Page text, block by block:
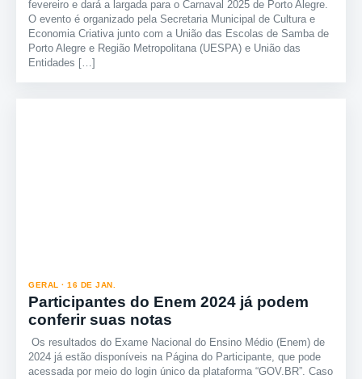
fevereiro e dará a largada para o Carnaval 2025 de Porto Alegre.
O evento é organizado pela Secretaria Municipal de Cultura e
Economia Criativa junto com a União das Escolas de Samba de
Porto Alegre e Região Metropolitana (UESPA) e União das
Entidades […]
GERAL · 16 DE JAN.
Participantes do Enem 2024 já podem
conferir suas notas
Os resultados do Exame Nacional do Ensino Médio (Enem) de
2024 já estão disponíveis na Página do Participante, que pode
acessada por meio do login único da plataforma “GOV.BR”. Caso